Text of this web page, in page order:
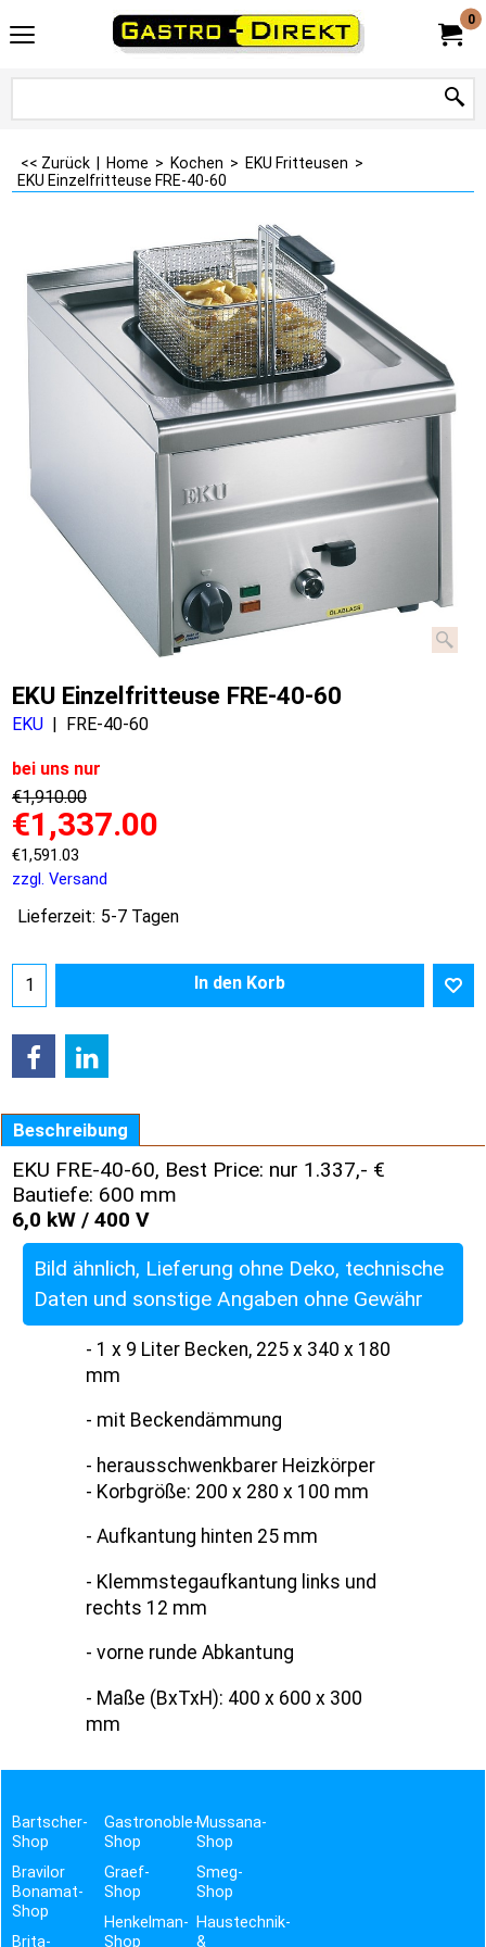
0
<< Zurück Home > Kochen > EKU Fritteusen >
EKU Einzelfritteuse FRE-40-60
EKU Einzelfritteuse FRE-40-60
EKU FRE-40-60
bei uns nur
€1,910.00
€1,337.00
€1,591.03
zzgl. Versand
Lieferzeit: 5-7 Tagen
In den Korb
Beschreibung
EKU FRE-40-60, Best Price: nur 1.337,- €
Bautiefe: 600 mm
6,0 kW / 400 V
Bild ähnlich, Lieferung ohne Deko, technische
Daten und sonstige Angaben ohne Gewähr
- 1 x 9 Liter Becken, 225 x 340 x 180
mm
- mit Beckendämmung
- herausschwenkbarer Heizkörper
- Korbgröße: 200 x 280 x 100 mm
- Aufkantung hinten 25 mm
- Klemmstegaufkantung links und
rechts 12 mm
- vorne runde Abkantung
- Maße (BxTxH): 400 x 600 x 300
mm
Bartscher-
Shop
Bravilor
Bonamat-
Shop
Brita-
Gastronoble-
Shop
Graef-
Shop
Henkelman-
Shop
Mussana-
Shop
Smeg-
Shop
Haustechnik-
&